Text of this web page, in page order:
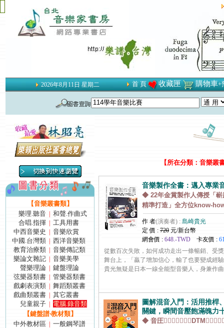
2026年8月11日 星期二 首 頁 收藏匣 購物車+
【音樂叢書類】
樂理.聽音
和聲.作曲式
合唱.指揮
工具用書
中西音樂史
音樂欣賞
中國.台灣類
西洋音樂類
教育治療類
音樂傳記類
樂論文雜記
音樂美學
聲樂理論
鍵盤理論
弦樂器類書
管樂器類書
戲劇表演類
舞蹈類叢書
戲曲類叢書
其它叢書
兒童親子
電腦.錄音類
【鍵盤譜‧教材類】
中外教材區
一般鋼琴譜
【所在分類：音樂叢
音樂製作全書：邁入專業
◆ 22年金賞製作人傳授「
精準打造」全方位know-
作 者(演奏者) : 島崎貴光
定 價 : 720 元/新台幣
網會價 : 648.-TWD 卡友價 :
從數百次失敗，如何成功走出一條暢銷、受
舞台上，「贏了增加信心，輸了也要變成經
貴光無疑是日本一線全能型音樂人，身兼作
圖解混音入門：活用推桿
關鍵，瞬間音壓飽滿魄力
◆ 音圧